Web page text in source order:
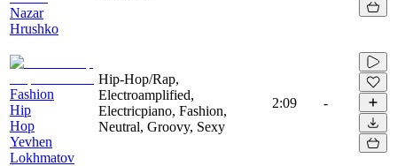
Nazar
Hrushko
Fashion
Hip
Hop
Yevhen
Lokhmatov
Hip-Hop/Rap,
Electroamplified,
Electricpiano, Fashion,
Neutral, Groovy, Sexy
2:09 -